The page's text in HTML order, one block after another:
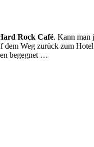
Rock Café. Kann man
dem Weg zurück zum
begegnet …